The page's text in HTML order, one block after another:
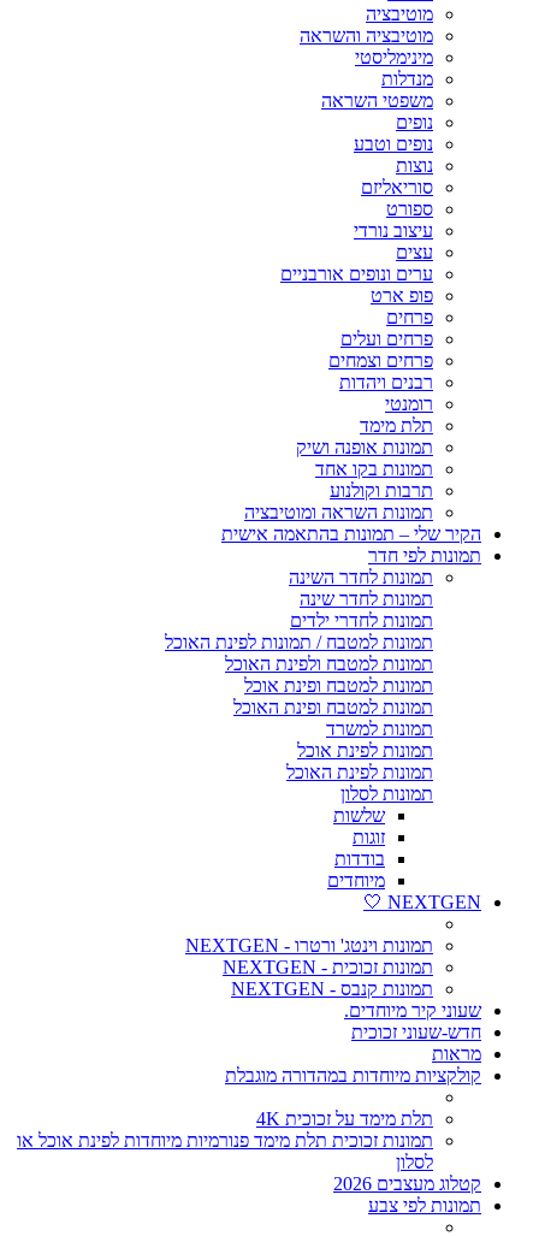
מוטיבציה
מוטיבציה והשראה
מינימליסטי
מנדלות
משפטי השראה
נופים
נופים וטבע
נוצות
סוריאליזם
ספורט
עיצוב נורדי
עצים
ערים ונופים אורבניים
פופ ארט
פרחים
פרחים ועלים
פרחים וצמחים
רבנים ויהדות
רומנטי
תלת מימד
תמונות אופנה ושיק
תמונות בקו אחד
תרבות וקולנוע
תמונות השראה ומוטיבציה
הקיר שלי – תמונות בהתאמה אישית
תמונות לפי חדר
תמונות לחדר השינה
תמונות לחדר שינה
תמונות לחדרי ילדים
תמונות למטבח / תמונות לפינת האוכל
תמונות למטבח ולפינת האוכל
תמונות למטבח ופינת אוכל
תמונות למטבח ופינת האוכל
תמונות למשרד
תמונות לפינת אוכל
תמונות לפינת האוכל
תמונות לסלון
שלשות
זוגות
בודדות
מיוחדים
NEXTGEN 🤍
תמונות וינטג' ורטרו - NEXTGEN
תמונות זכוכית - NEXTGEN
תמונות קנבס - NEXTGEN
שעוני קיר מיוחדים.
חדש-שעוני זכוכית
מראות
קולקציות מיוחדות במהדורה מוגבלת
תלת מימד על זכוכית 4K
תמונות זכוכית תלת מימד פנורמיות מיוחדות לפינת אוכל או
לסלון
קטלוג מעצבים 2026
תמונות לפי צבע